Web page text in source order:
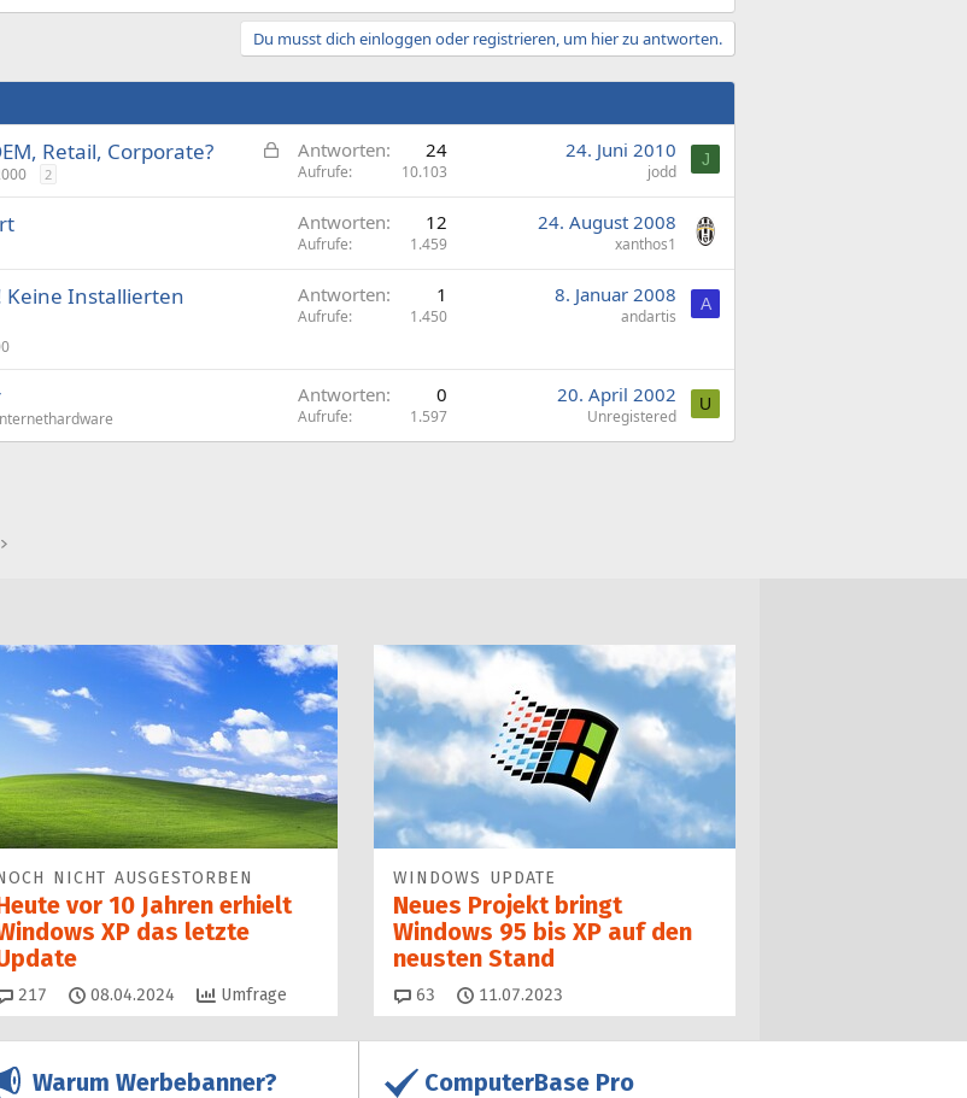
Du musst dich einloggen oder registrieren, um hier zu antworten.
G
s
r
Retail, Corporate?
2
Antworten 24
Aufrufe 10.103
24. Juni 2010
jodd
J
Antworten 12
Aufrufe 1.459
24. August 2008
xanthos1
Keine Installierten
Antworten 1
Aufrufe 1.450
8. Januar 2008
andartis
A
Antworten 0
Aufrufe 1.597
20. April 2002
Unregistered
U
NICHT AUSGESTORBEN
vor 10 Jahren erhielt
XP das letzte
217 Kommentare
08.04.2024 Umfrage
WINDOWS UPDATE
Neues Projekt bringt
Windows 95 bis XP auf den
neusten Stand
63 Kommentare
11.07.2023
Warum Werbebanner? ComputerBase Pro